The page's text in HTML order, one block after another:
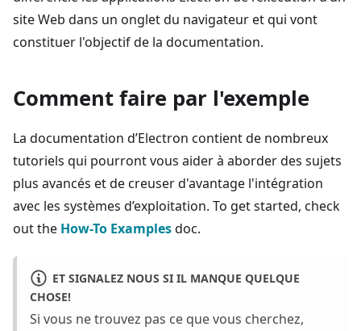
site Web dans un onglet du navigateur et qui vont
constituer l'objectif de la documentation.
Comment faire par l'exemple
La documentation d’Electron contient de nombreux
tutoriels qui pourront vous aider à aborder des sujets
plus avancés et de creuser d'avantage l'intégration
avec les systèmes d’exploitation. To get started, check
out the How-To Examplesdoc.
ET SIGNALEZ NOUS SI IL MANQUE QUELQUE
CHOSE!
Si vous ne trouvez pas ce que vous cherchez,